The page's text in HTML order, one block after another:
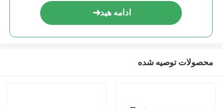
ادامه هید
محصولات توصیه شده